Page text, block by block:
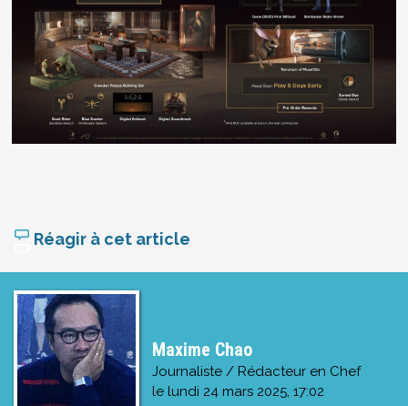
Réagir à cet article
Maxime Chao
Journaliste / Rédacteur en Chef
le lundi 24 mars 2025, 17:02